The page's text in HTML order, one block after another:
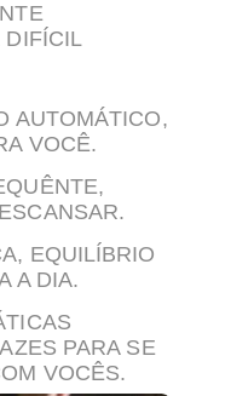
DIFÍCIL
AUTOMÁTICO,
VOCÊ.
EQUILÍBRIO
A DIA.
PARA SE
VOCÊS.